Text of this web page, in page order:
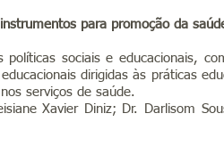
para promoção da
políticas sociais e educacionais,
dirigidas às práticas
serviços de saúde.
Xavier Diniz; Dr. Darlisom